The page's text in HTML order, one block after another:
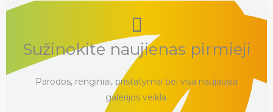
Sužinokite naujienas pirmieji
Parodos, renginiai, pristatymai bei visa naujausia
galerijos veikla.